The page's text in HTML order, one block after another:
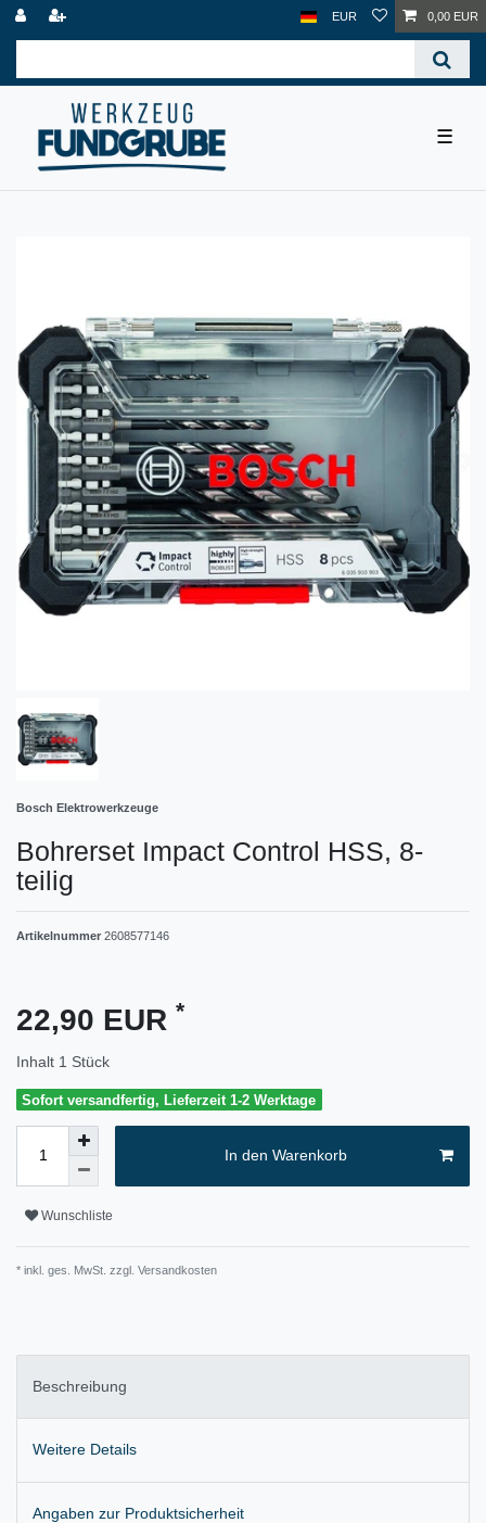
EUR 0,00 EUR
☰
Bosch Elektrowerkzeuge
Bohrerset Impact Control HSS, 8-
teilig
Artikelnummer 2608577146
22,90 EUR *
Inhalt 1 Stück
Sofort versandfertig, Lieferzeit 1-2 Werktage
In den Warenkorb
Wunschliste
* inkl. ges. MwSt. zzgl. Versandkosten
Beschreibung
Weitere Details
Angaben zur Produktsicherheit